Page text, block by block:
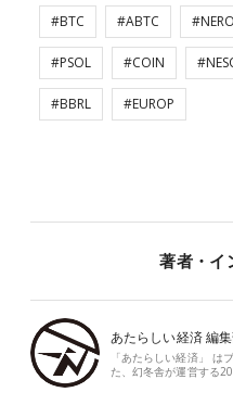
#BTC #ABTC #NERO
#PSOL #COIN
#BBRL #EUROP
著者・イ
あたらしい経済 編
「あたらしい経済」 は
た、幻冬舎が運営する